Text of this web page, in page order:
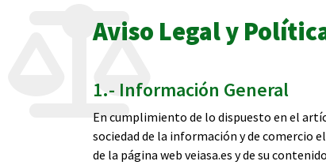
Aviso Legal y
1.- Información General
En cumplimiento de lo dispuesto en el
sociedad de la información y de comercio
de la página web veiasa.es y de su